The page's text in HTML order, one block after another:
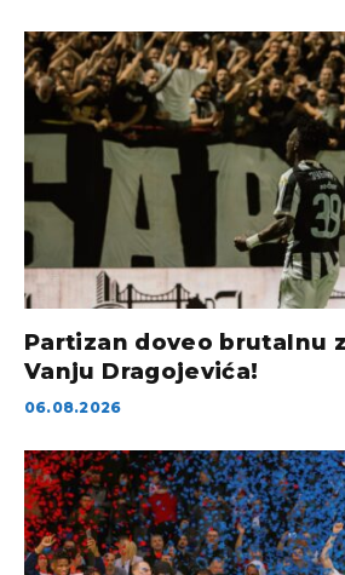
Partizan doveo brutalnu
Vanju Dragojevića!
06.08.2026